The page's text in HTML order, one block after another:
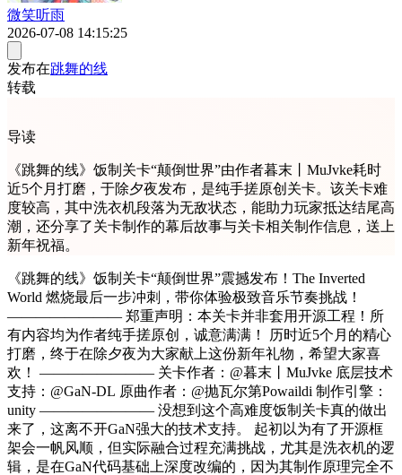
微笑听雨
2026-07-08 14:15:25
发布在跳舞的线
转载
导读
《跳舞的线》饭制关卡“颠倒世界”由作者暮末丨MuJvke耗时
近5个月打磨，于除夕夜发布，是纯手搓原创关卡。该关卡难
度较高，其中洗衣机段落为无敌状态，能助力玩家抵达结尾高
潮，还分享了关卡制作的幕后故事与关卡相关制作信息，送上
新年祝福。
《跳舞的线》饭制关卡“颠倒世界”震撼发布！The Inverted
World 燃烧最后一步冲刺，带你体验极致音乐节奏挑战！
———————— 郑重声明：本关卡并非套用开源工程！所
有内容均为作者纯手搓原创，诚意满满！ 历时近5个月的精心
打磨，终于在除夕夜为大家献上这份新年礼物，希望大家喜
欢！ ———————— 关卡作者：@暮末丨MuJvke 底层技术
支持：@GaN-DL 原曲作者：@抛瓦尔第Powaildi 制作引擎：
unity ———————— 没想到这个高难度饭制关卡真的做出
来了，这离不开GaN强大的技术支持。 起初以为有了开源框
架会一帆风顺，但实际融合过程充满挑战，尤其是洗衣机的逻
辑，是在GaN代码基础上深度改编的，因为其制作原理完全不